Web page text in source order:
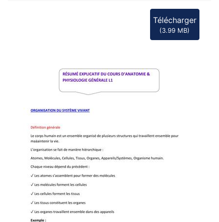
Télécharger
(3.99 MB)